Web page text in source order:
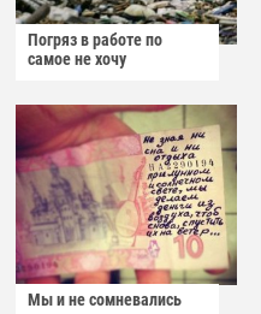
Погряз в работе по
самое не хочу
Мы и не сомневались